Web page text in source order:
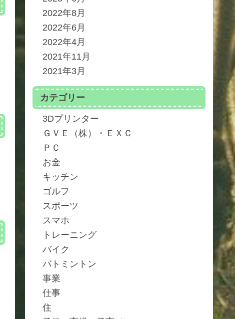
2022年8月
2022年6月
2022年4月
2021年11月
2021年3月
カテゴリー
3Dプリンター
ＧＶＥ（株）・ＥＸＣ
ＰＣ
お金
キッチン
ゴルフ
スポーツ
スマホ
トレーニング
バイク
バトミントン
事業
仕事
住